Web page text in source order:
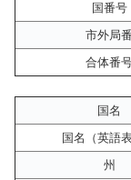
国番号
市外局番
合体番
国名
国名（英語表
州